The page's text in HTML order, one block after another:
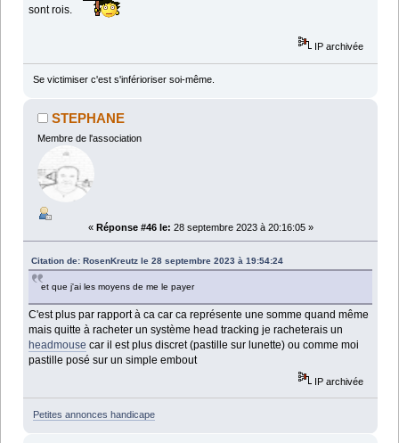
sont rois.
IP archivée
Se victimiser c'est s'inférioriser soi-même.
STEPHANE
Membre de l'association
« Réponse #46 le: 28 septembre 2023 à 20:16:05 »
Citation de: RosenKreutz le 28 septembre 2023 à 19:54:24
et que j'ai les moyens de me le payer
C'est plus par rapport à ca car ca représente une somme quand même
mais quitte à racheter un système head tracking je racheterais un
headmouse car il est plus discret (pastille sur lunette) ou comme moi
pastille posé sur un simple embout
IP archivée
Petites annonces handicape